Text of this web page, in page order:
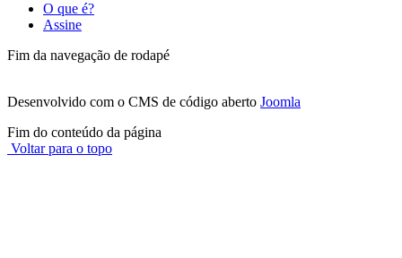
O que é?
Assine
Fim da navegação de rodapé
Desenvolvido com o CMS de código aberto Joomla
Fim do conteúdo da página
Voltar para o topo